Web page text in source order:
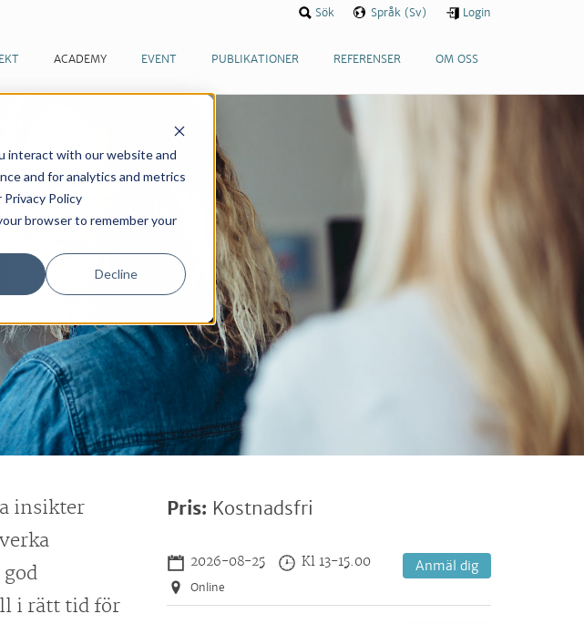
interact with our website and
and for analytics and metrics
Policy
browser to remember your
Decline
ACADEMY EVENT PUBLIKATIONER REFERENSER OM OSS
Sök Språk (Sv) Login
insikter
i rätt tid för
Pris: Kostnadsfri
2026-08-25 Kl 13-15.00
Online
Anmäl dig